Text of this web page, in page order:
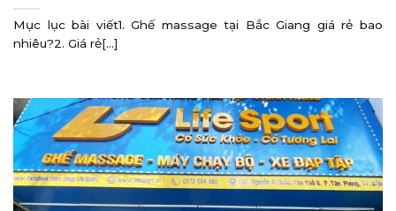
Mục lục bài viết1. Ghế massage tại Bắc Giang giá rẻ bao
nhiêu?2. Giá rẻ[...]